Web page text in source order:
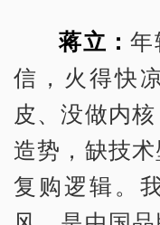
蒋立：年
信，火得快
皮、没做内
造势，缺技
复购逻辑。